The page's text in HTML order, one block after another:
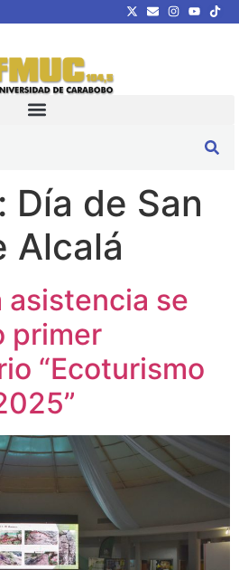
Día de San
Alcalá
asistencia se
primer
“Ecoturismo